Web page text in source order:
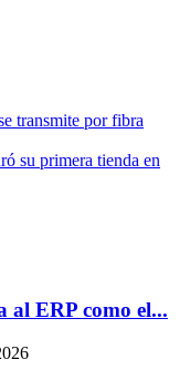
transmite por fibra
su primera tienda en
al ERP como el...